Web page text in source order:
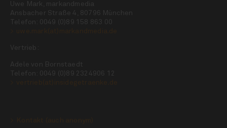
Uwe Mark, markandmedia
Ansbacher Straße 4, 80796 München
Telefon: 0049 (0)89 158 863 00
Vertrieb:
Adele von Bornstaedt
Telefon: 0049 (0)89 2324906 12